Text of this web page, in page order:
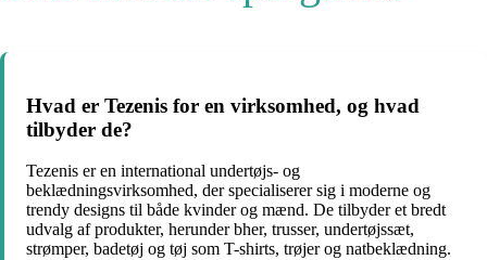
Hvad er Tezenis for en virksomhed, og hvad
tilbyder de?
Tezenis er en international undertøjs- og
beklædningsvirksomhed, der specialiserer sig i moderne og
trendy designs til både kvinder og mænd. De tilbyder et bredt
udvalg af produkter, herunder bher, trusser, undertøjssæt,
strømper, badetøj og tøj som T-shirts, trøjer og natbeklædning.